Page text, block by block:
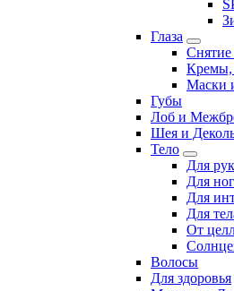
Глаза
Снятие
Кремы,
Маски
Губы
Лоб и
Шея и
Тело
Для рук
Для ног
Для
Для
От
Волосы
Для здоровья